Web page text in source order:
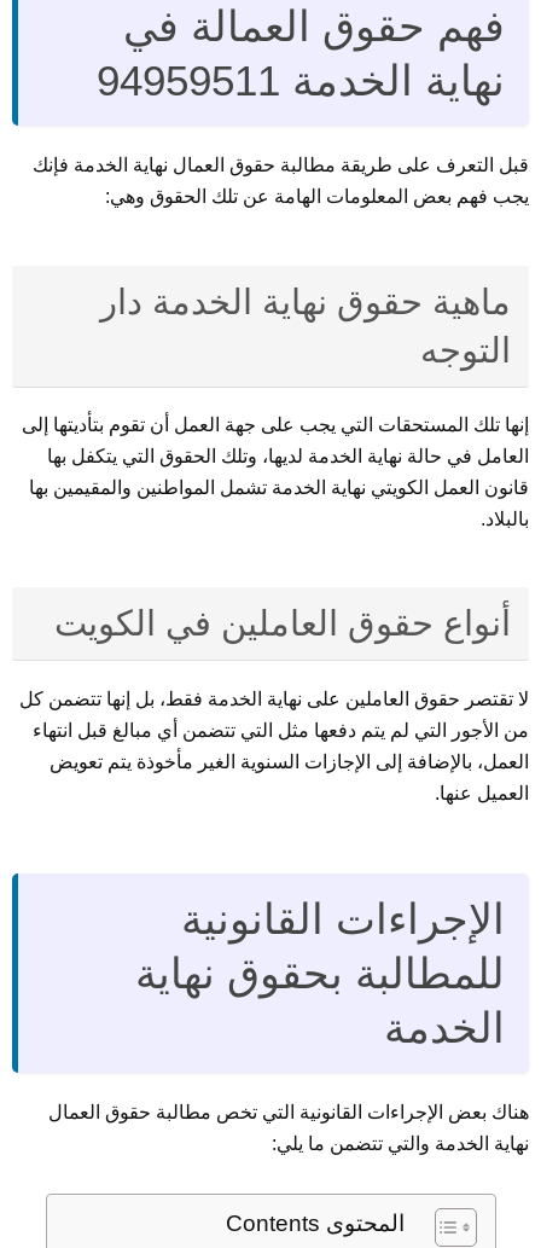
فهم حقوق العمالة في
نهاية الخدمة 94959511
قبل التعرف على طريقة مطالبة حقوق العمال نهاية الخدمة فإنك
يجب فهم بعض المعلومات الهامة عن تلك الحقوق وهي:
ماهية حقوق نهاية الخدمة دار
التوجه
إنها تلك المستحقات التي يجب على جهة العمل أن تقوم بتأديتها إلى
العامل في حالة نهاية الخدمة لديها، وتلك الحقوق التي يتكفل بها
قانون العمل الكويتي نهاية الخدمة تشمل المواطنين والمقيمين بها
بالبلاد.
أنواع حقوق العاملين في الكويت
لا تقتصر حقوق العاملين على نهاية الخدمة فقط، بل إنها تتضمن كل
من الأجور التي لم يتم دفعها مثل التي تتضمن أي مبالغ قبل انتهاء
العمل، بالإضافة إلى الإجازات السنوية الغير مأخوذة يتم تعويض
العميل عنها.
الإجراءات القانونية
للمطالبة بحقوق نهاية
الخدمة
هناك بعض الإجراءات القانونية التي تخص مطالبة حقوق العمال
نهاية الخدمة والتي تتضمن ما يلي:
المحتوى Contents